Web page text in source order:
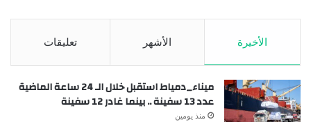
الأخيرة الأشهر تعليقات
ميناء_دمياط استقبل خلال الـ 24 ساعة الماضية
عدد 13 سفينة .. بينما غادر 12 سفينة
منذ يومين